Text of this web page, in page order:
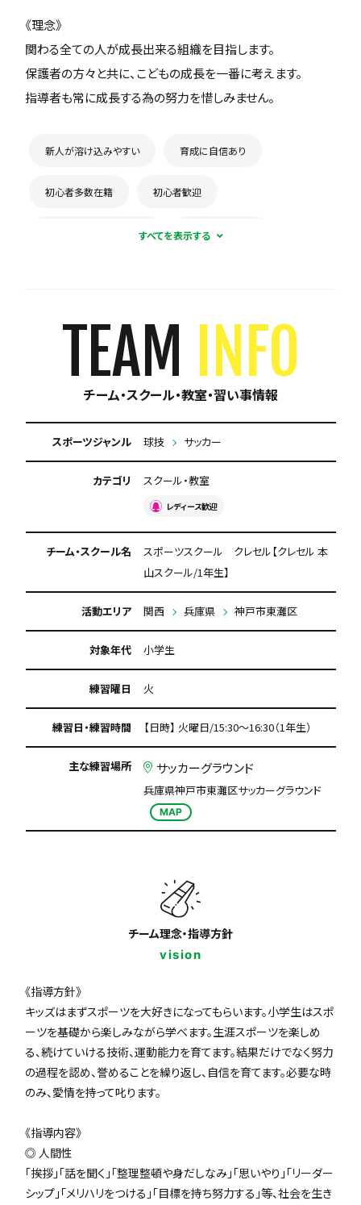
《理念》
関わる全ての人が成長出来る組織を目指します。
保護者の方々と共に、こどもの成長を一番に考えます。
指導者も常に成長する為の努力を惜しみません。
新人が溶け込みやすい 育成に自信あり
初心者多数在籍 初心者歓迎
コーチとの距離感が近い 練習場所が広い
TEAM INFO
チーム・スクール・教室・習い事情報
スポーツジャンル 球技 サッカー
カテゴリ スクール・教室
レディース歓迎
チーム・スクール名
スポーツスクール クレセル【クレセル 本
山スクール/1年生】
活動エリア 関西 兵庫県 神戸市東灘区
対象年代 小学生
練習曜日 火
練習日・練習時間 【日時】 火曜日/15:30～16:30（1年生）
主な練習場所 サッカーグラウンド
兵庫県神戸市東灘区サッカーグラウンド
MAP
チーム理念・指導方針
vision
《指導方針》
キッズはまずスポーツを大好きになってもらいます。小学生はスポ
ーツを基礎から楽しみながら学べます。生涯スポーツを楽しめ
る、続けていける技術、運動能力を育てます。結果だけでなく努力
の過程を認め、誉めることを繰り返し、自信を育てます。必要な時
のみ、愛情を持って叱ります。
《指導内容》
◎ 人間性
「挨拶」「話を聞く」「整理整頓や身だしなみ」「思いやり」「リーダー
シップ」「メリハリをつける」「目標を持ち努力する」等、社会を生き